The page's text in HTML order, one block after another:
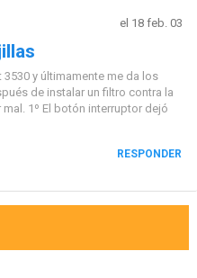
el 18 feb. 03
3530 y últimamente me da los
de instalar un filtro contra la
1º El botón interruptor dejó
RESPONDER